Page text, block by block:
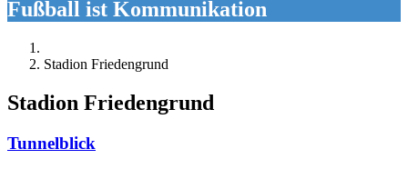
Fußball ist Kommunikation
Stadion Friedengrund
Stadion Friedengrund
Tunnelblick